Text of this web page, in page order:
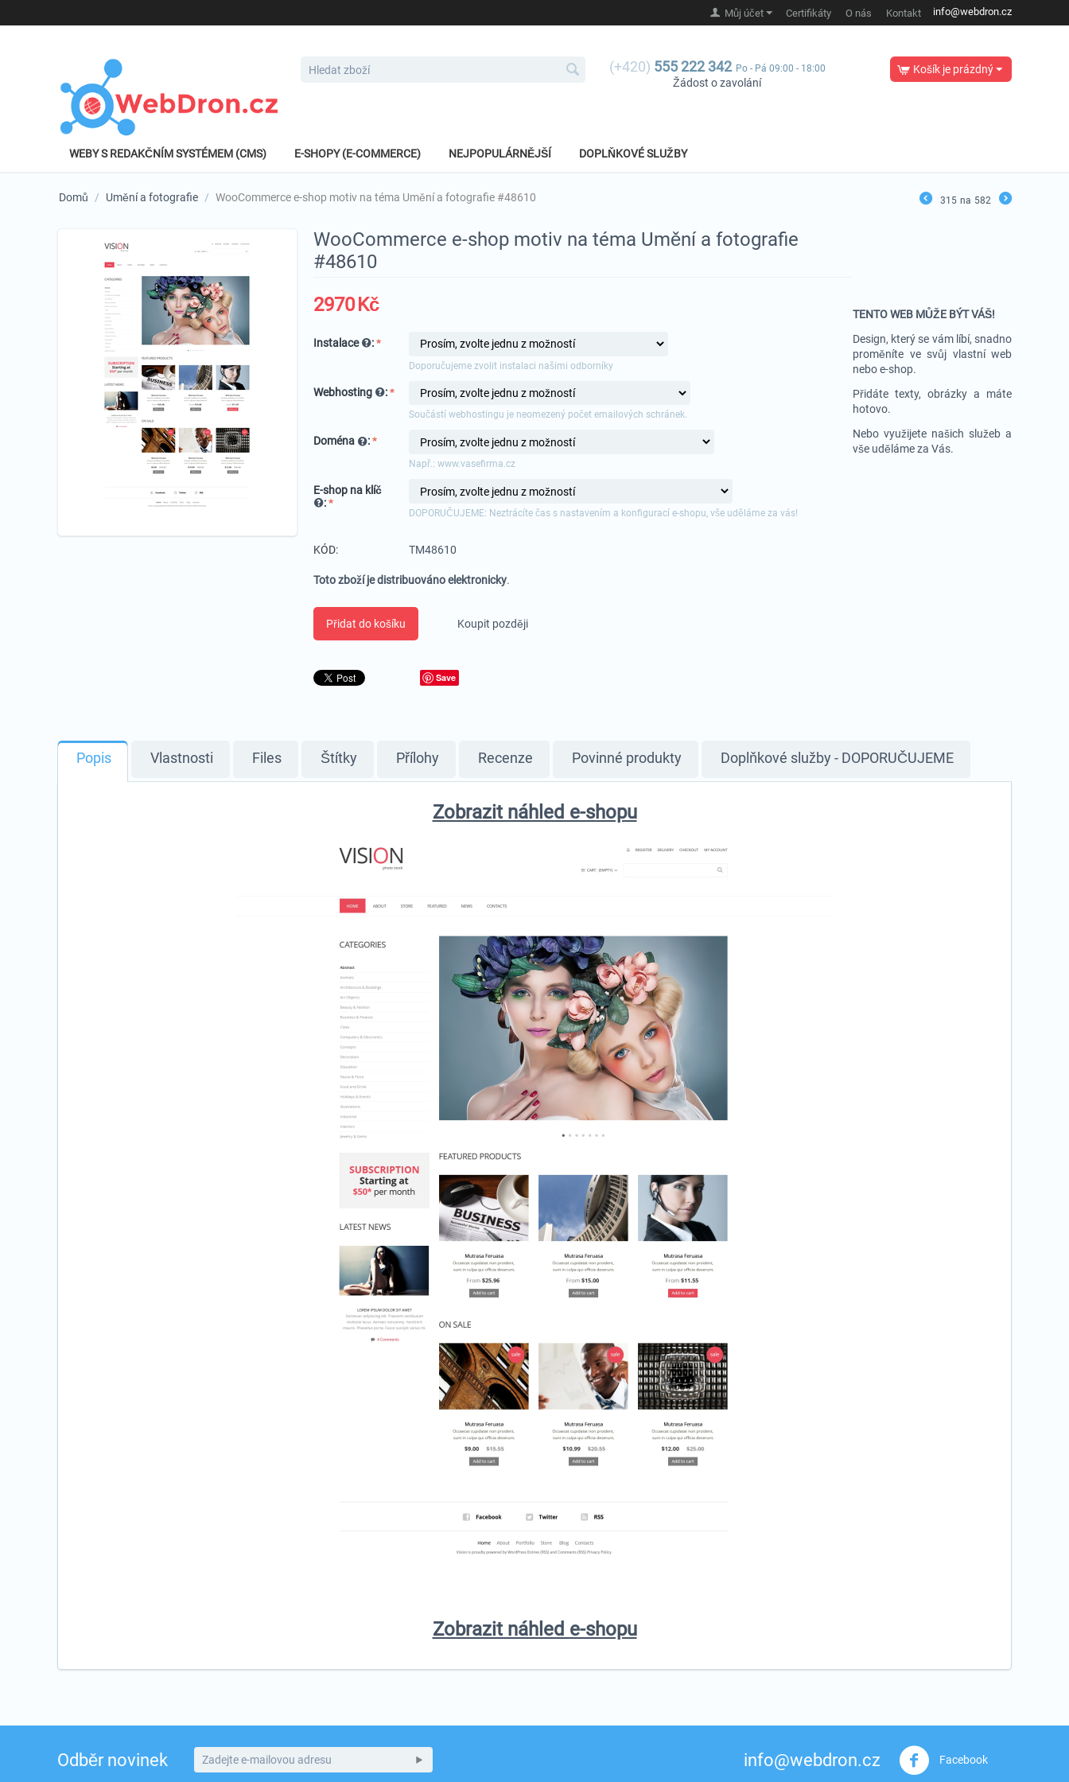
info@webdron.cz
Certifikáty O nás Kontakt
Můj účet
(+420) 555 222 342 Po - Pá 09:00 - 18:00
Žádost o zavolání
Košík je prázdný
WEBY S REDAKČNÍM SYSTÉMEM (CMS) E-SHOPY (E-COMMERCE) NEJPOPULÁRNĚJŠÍ DOPLŇKOVÉ SLUŽBY
Domů / Umění a fotografie / WooCommerce e-shop motiv na téma Umění a fotografie #48610 315 na 582
WooCommerce e-shop motiv na téma Umění a fotografie
#48610
TENTO WEB MŮŽE BÝT VÁŠ!
Design, který se vám líbí, snadno
proměníte ve svůj vlastní web
nebo e-shop.
Přidáte texty, obrázky a máte
hotovo.
Nebo využijete našich služeb a
vše uděláme za Vás.
2970Kč
Instalace :
Doporučujeme zvolit instalaci našimi odborníky
Webhosting :
Součástí webhostingu je neomezený počet emailových schránek.
Doména :
Např.: www.vasefirma.cz
E-shop na klíč
:
DOPORUČUJEME: Neztrácíte čas s nastavením a konfigurací e-shopu, vše uděláme za vás!
KÓD: TM48610
Toto zboží je distribuováno elektronicky.
Přidat do košíku Koupit později
Save
Popis Vlastnosti Files Štítky Přílohy Recenze Povinné produkty Doplňkové služby - DOPORUČUJEME
Zobrazit náhled e-shopu
Zobrazit náhled e-shopu
Odběr novinek info@webdron.cz Facebook